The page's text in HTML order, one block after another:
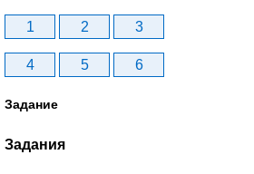
1 2 3
4 5 6
Задание
Задания